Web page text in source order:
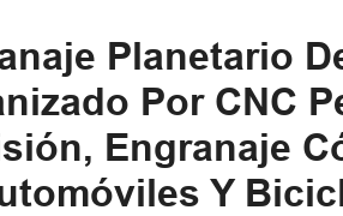
Planetario
Por CNC
Engranaje
Y